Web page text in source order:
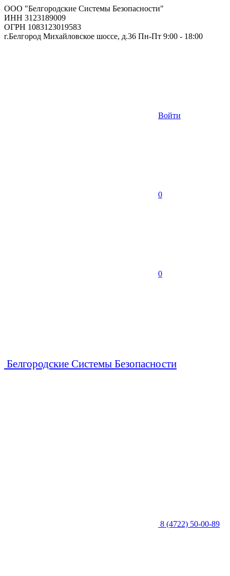
ООО "Белгородские Системы Безопасности"
ИНН 3123189009
ОГРН 1083123019583
г.Белгород Михайловское шоссе, д.36 Пн-Пт 9:00 - 18:00
Войти
0
0
Белгородские Системы Безопасности
8 (4722) 50-00-89